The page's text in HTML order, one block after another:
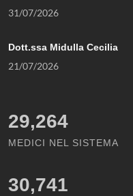
31/07/2026
Dott.ssa Midulla Cecilia
21/07/2026
29,264
MEDICI NEL SISTEMA
30,741